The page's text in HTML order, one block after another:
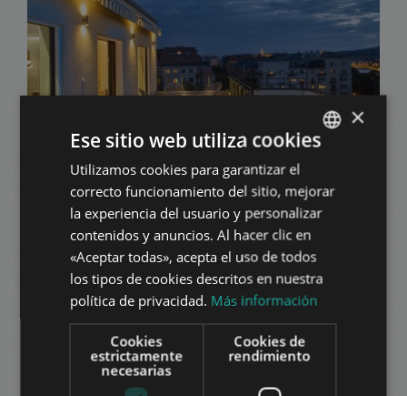
La renta: 1.991.000 HUF
Distrito 13 • 3 dormitorios • 180 m2
AÑADIR A LA LISTA
ENGLISH
HUNGARIAN
FRENCH
SPANISH
RUSSIAN
×
Ese sitio web utiliza cookies
Utilizamos cookies para garantizar el
correcto funcionamiento del sitio, mejorar
la experiencia del usuario y personalizar
contenidos y anuncios. Al hacer clic en
«Aceptar todas», acepta el uso de todos
los tipos de cookies descritos en nuestra
política de privacidad. Más información
Cookies
estrictamente
necesarias
Cookies de
rendimiento